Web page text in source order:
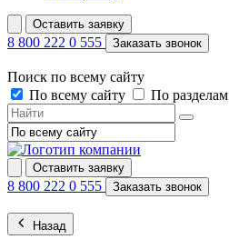
Оставить заявку
8 800 222 0 555 Заказать звонок
Поиск по всему сайту
По всему сайту
По разделам
Оставить заявку
8 800 222 0 555 Заказать звонок
Назад